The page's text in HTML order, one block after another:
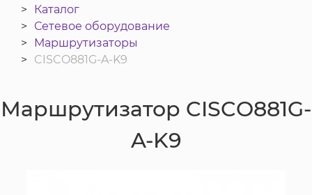
Каталог
Сетевое оборудование
Маршрутизаторы
CISCO881G-A-K9
Маршрутизатор CISCO881G-
A-K9